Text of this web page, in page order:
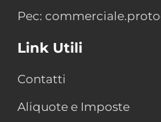
Pec:
Link Utili
Contatti
Aliquote e Imposte